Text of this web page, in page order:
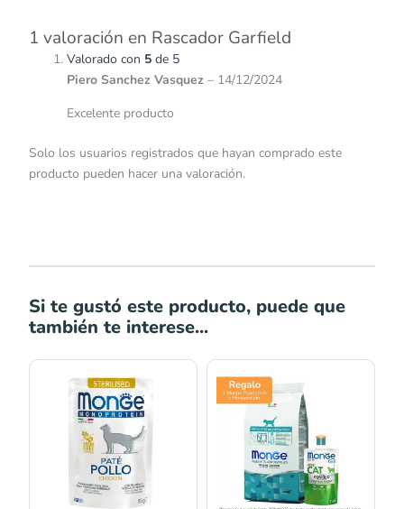
1 valoración en Rascador Garfield
Valorado con 5 de 5
Piero Sanchez Vasquez – 14/12/2024
Excelente producto
Solo los usuarios registrados que hayan comprado este
producto pueden hacer una valoración.
Si te gustó este producto, puede que
también te interese...
desde
S/22.00
hasta
S/327.00